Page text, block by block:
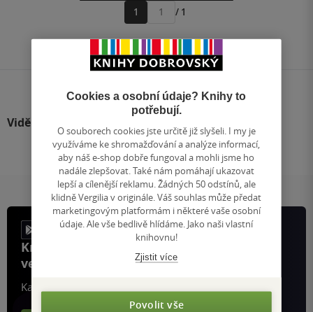
1
Přejít
/ 1
Viděli jste
Knihy, recenze a klubové výhody
ve vaší kapse a naší appce KDčko
Každý měsíc společně přečteme tisíce knih
Cookies a osobní údaje? Knihy to
potřebují.
O souborech cookies jste určitě již slyšeli. I my je
využíváme ke shromažďování a analýze informací,
aby náš e-shop dobře fungoval a mohli jsme ho
nadále zlepšovat. Také nám pomáhají ukazovat
lepší a cílenější reklamu. Žádných 50 odstínů, ale
klidně Vergilia v originále. Váš souhlas může předat
marketingovým platformám i některé vaše osobní
údaje. Ale vše bedlivě hlídáme. Jako naši vlastní
knihovnu!
Zjistit více
Povolit vše